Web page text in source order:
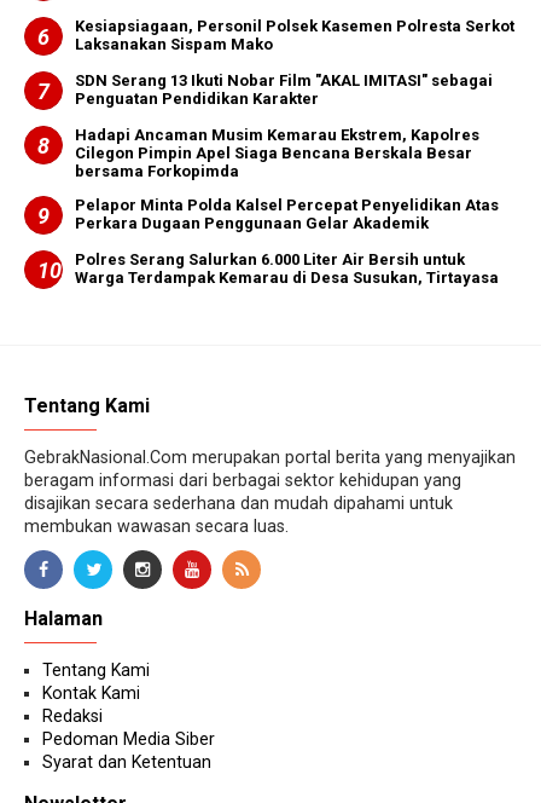
Kesiapsiagaan, Personil Polsek Kasemen Polresta Serkot
Laksanakan Sispam Mako
SDN Serang 13 Ikuti Nobar Film "AKAL IMITASI" sebagai
Penguatan Pendidikan Karakter
Hadapi Ancaman Musim Kemarau Ekstrem, Kapolres
Cilegon Pimpin Apel Siaga Bencana Berskala Besar
bersama Forkopimda
Pelapor Minta Polda Kalsel Percepat Penyelidikan Atas
Perkara Dugaan Penggunaan Gelar Akademik
Polres Serang Salurkan 6.000 Liter Air Bersih untuk
Warga Terdampak Kemarau di Desa Susukan, Tirtayasa
Tentang Kami
GebrakNasional.Com merupakan portal berita yang menyajikan
beragam informasi dari berbagai sektor kehidupan yang
disajikan secara sederhana dan mudah dipahami untuk
membukan wawasan secara luas.
Halaman
Tentang Kami
Kontak Kami
Redaksi
Pedoman Media Siber
Syarat dan Ketentuan